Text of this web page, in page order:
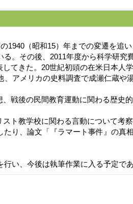
1940（昭和15）年までの変遷を追
。その後、2011年度から科学研究
てきた。20世紀初頭の在米日本人
アメリカの史料調査で成瀬仁蔵や
戦後の民間教育運動に関わる歴史
ト教学校に関わる言動について考
り、論文「『ラマート事件』の真
い、今後は執筆作業に入る予定であ